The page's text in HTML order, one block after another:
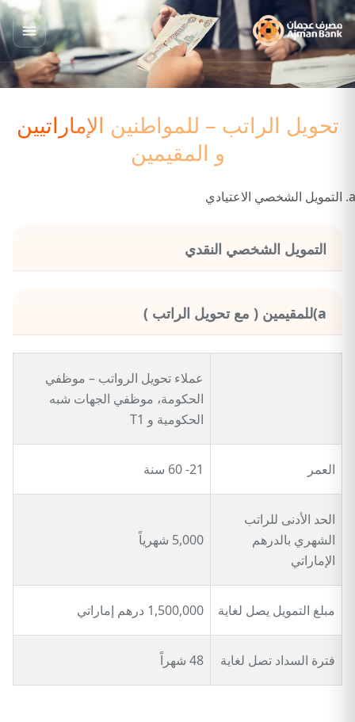
تحويل الراتب – للمواطنين الإماراتيين
و المقيمين
التمويل الشخصي الاعتيادي
التمويل الشخصي النقدي
a)للمقيمين ( مع تحويل الراتب )
عملاء تحويل الرواتب – موظفي
الحكومة، موظفي الجهات شبه
الحكومية و T1
العمر 21- 60 سنة
الحد الأدنى للراتب
الشهري بالدرهم
الإماراتي
5,000 شهرياً
مبلغ التمويل يصل لغاية 1,500,000 درهم إماراتي
فترة السداد تصل لغاية 48 شهراً